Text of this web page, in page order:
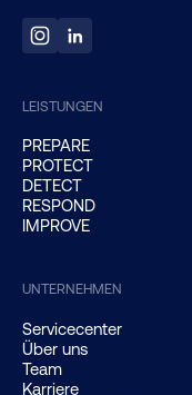
LEISTUNGEN
PREPARE
PROTECT
DETECT
RESPOND
IMPROVE
UNTERNEHMEN
Servicecenter
Über uns
Team
Karriere